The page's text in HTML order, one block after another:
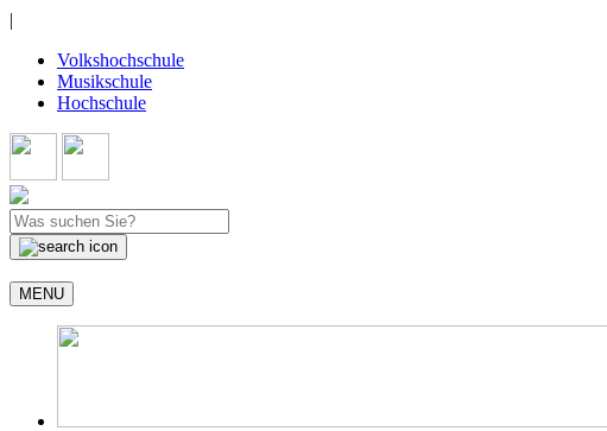
|
Volkshochschule
Musikschule
Hochschule
MENU